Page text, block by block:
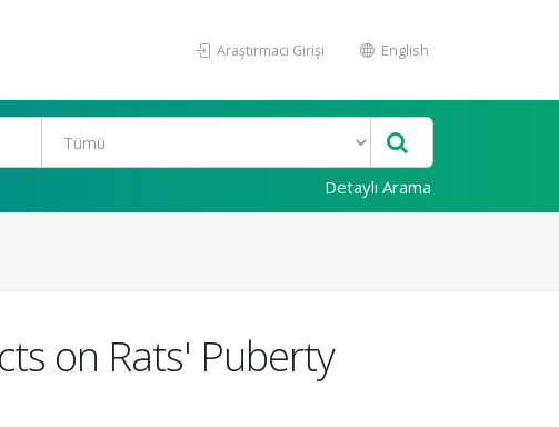
Araştırmacı Girişi English
Detaylı Arama
on Rats' Puberty